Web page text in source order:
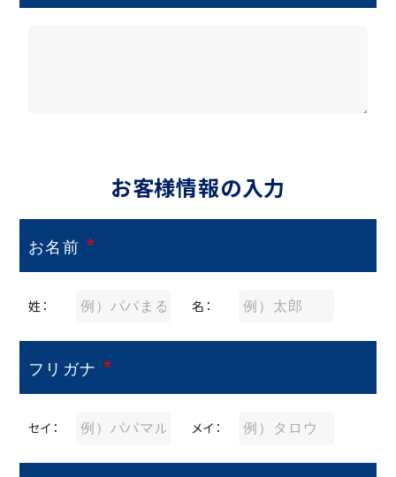
お客様情報の入力
お名前 *
姓： 名：
フリガナ *
セイ： メイ：